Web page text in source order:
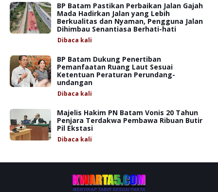
BP Batam Pastikan Perbaikan Jalan Gajah
Mada Hadirkan Jalan yang Lebih
Berkualitas dan Nyaman, Pengguna Jalan
Dihimbau Senantiasa Berhati-hati
Dibaca kali
BP Batam Dukung Penertiban
Pemanfaatan Ruang Laut Sesuai
Ketentuan Peraturan Perundang-
undangan
Dibaca kali
Majelis Hakim PN Batam Vonis 20 Tahun
Penjara Terdakwa Pembawa Ribuan Butir
Pil Ekstasi
Dibaca kali